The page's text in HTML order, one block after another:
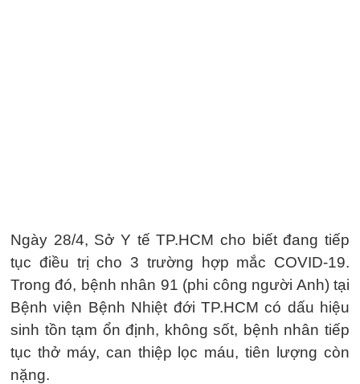
Ngày 28/4, Sở Y tế TP.HCM cho biết đang tiếp
tục điều trị cho 3 trường hợp mắc COVID-19.
Trong đó, bệnh nhân 91 (phi công người Anh) tại
Bệnh viện Bệnh Nhiệt đới TP.HCM có dấu hiệu
sinh tồn tạm ổn định, không sốt, bệnh nhân tiếp
tục thở máy, can thiệp lọc máu, tiên lượng còn
nặng.